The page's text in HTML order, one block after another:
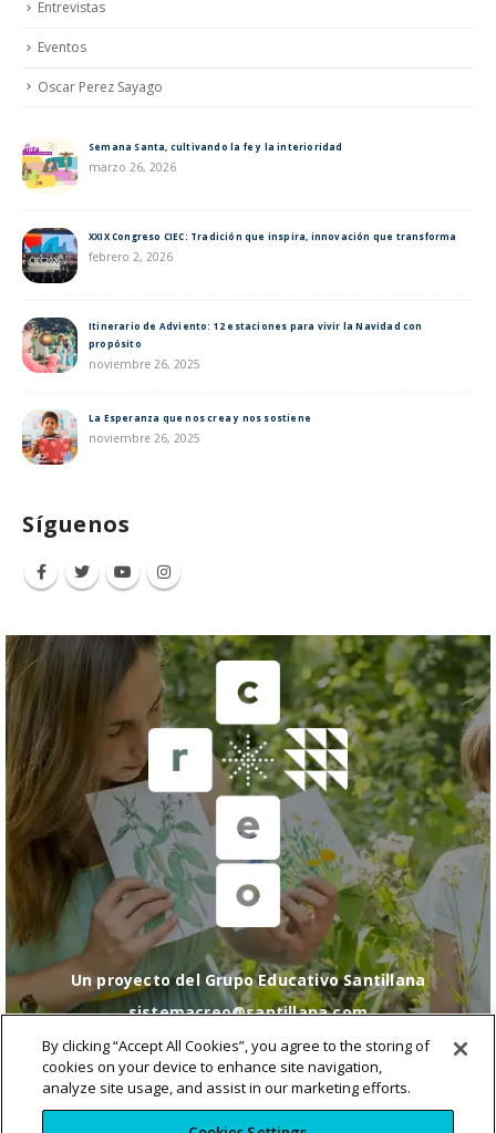
Entrevistas
Eventos
Oscar Perez Sayago
Semana Santa, cultivando la fe y la interioridad
marzo 26, 2026
XXIX Congreso CIEC: Tradición que inspira, innovación que transforma
febrero 2, 2026
Itinerario de Adviento: 12 estaciones para vivir la Navidad con
propósito
noviembre 26, 2025
La Esperanza que nos crea y nos sostiene
noviembre 26, 2025
Síguenos
Un proyecto del Grupo Educativo Santillana
sistemacreo@santillana.com
Política de cookies|Configuración de cookies
Política de Privacidad|Condiciones de uso
de RRSS
By clicking “Accept All Cookies”, you agree to the storing of
cookies on your device to enhance site navigation,
analyze site usage, and assist in our marketing efforts.